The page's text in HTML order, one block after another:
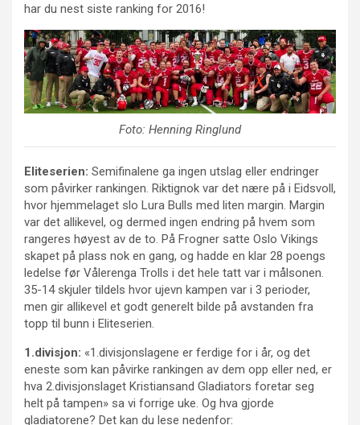
har du nest siste ranking for 2016!
Foto: Henning Ringlund
Eliteserien: Semifinalene ga ingen utslag eller endringer
som påvirker rankingen. Riktignok var det nære på i Eidsvoll,
hvor hjemmelaget slo Lura Bulls med liten margin. Margin
var det allikevel, og dermed ingen endring på hvem som
rangeres høyest av de to. På Frogner satte Oslo Vikings
skapet på plass nok en gang, og hadde en klar 28 poengs
ledelse før Vålerenga Trolls i det hele tatt var i målsonen.
35-14 skjuler tildels hvor ujevn kampen var i 3 perioder,
men gir allikevel et godt generelt bilde på avstanden fra
topp til bunn i Eliteserien.
1.divisjon: «1.divisjonslagene er ferdige for i år, og det
eneste som kan påvirke rankingen av dem opp eller ned, er
hva 2.divisjonslaget Kristiansand Gladiators foretar seg
helt på tampen» sa vi forrige uke. Og hva gjorde
gladiatorene? Det kan du lese nedenfor: